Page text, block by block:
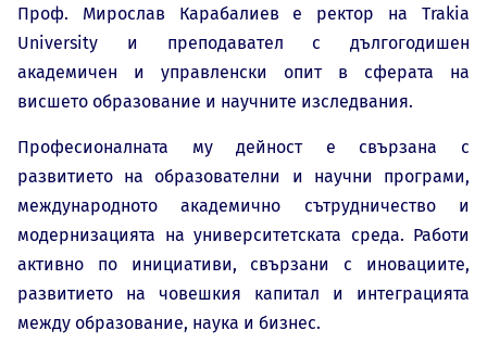
Проф. Мирослав Карабалиев е ректор на Trakia
University и преподавател с дългогодишен
академичен и управленски опит в сферата на
висшето образование и научните изследвания.
Професионалната му дейност е свързана с
развитието на образователни и научни програми,
международното академично сътрудничество и
модернизацията на университетската среда. Работи
активно по инициативи, свързани с иновациите,
развитието на човешкия капитал и интеграцията
между образование, наука и бизнес.